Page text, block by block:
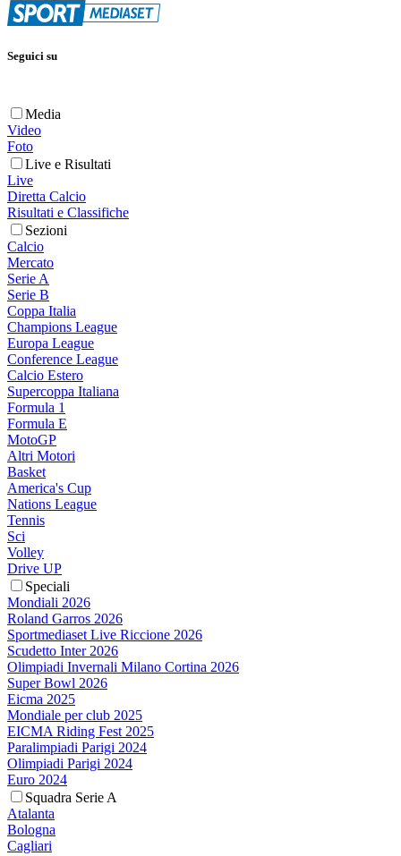
Seguici su
Media
Video
Foto
Live e Risultati
Live
Diretta Calcio
Risultati e Classifiche
Sezioni
Calcio
Mercato
Serie A
Serie B
Coppa Italia
Champions League
Europa League
Conference League
Calcio Estero
Supercoppa Italiana
Formula 1
Formula E
MotoGP
Altri Motori
Basket
America's Cup
Nations League
Tennis
Sci
Volley
Drive UP
Speciali
Mondiali 2026
Roland Garros 2026
Sportmediaset Live Riccione 2026
Scudetto Inter 2026
Olimpiadi Invernali Milano Cortina 2026
Super Bowl 2026
Eicma 2025
Mondiale per club 2025
EICMA Riding Fest 2025
Paralimpiadi Parigi 2024
Olimpiadi Parigi 2024
Euro 2024
Squadra Serie A
Atalanta
Bologna
Cagliari